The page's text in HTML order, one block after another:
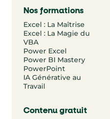
Nos formations
Excel : La Maîtrise
Excel : La Magie du
VBA
Power Excel
Power BI Mastery
PowerPoint
IA Générative au
Travail
Contenu gratuit